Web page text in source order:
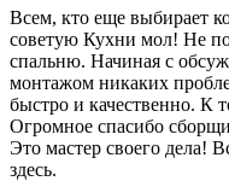
Всем, кто еще выбирает
советую Кухни мол! Не
спальню. Начиная с
монтажом никаких
быстро и качественно. К
Огромное спасибо
Это мастер своего дела!
здесь.